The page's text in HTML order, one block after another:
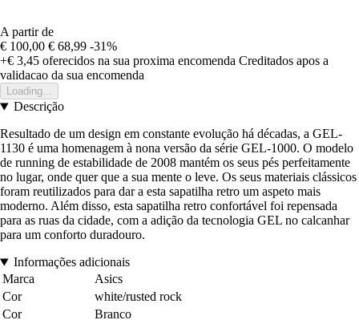
A partir de
€ 100,00 € 68,99 -31%
+€ 3,45 oferecidos na sua proxima encomenda Creditados apos a
validacao da sua encomenda
Loading...
Descrição
Resultado de um design em constante evolução há décadas, a GEL-
1130 é uma homenagem à nona versão da série GEL-1000. O modelo
de running de estabilidade de 2008 mantém os seus pés perfeitamente
no lugar, onde quer que a sua mente o leve. Os seus materiais clássicos
foram reutilizados para dar a esta sapatilha retro um aspeto mais
moderno. Além disso, esta sapatilha retro confortável foi repensada
para as ruas da cidade, com a adição da tecnologia GEL no calcanhar
para um conforto duradouro.
Informações adicionais
Marca
Asics
Cor
white/rusted rock
Cor
Branco